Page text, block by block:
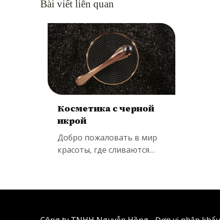
Bài viết liên quan
Косметика с черной
икрой
Добро пожаловать в мир
красоты, где сливаются